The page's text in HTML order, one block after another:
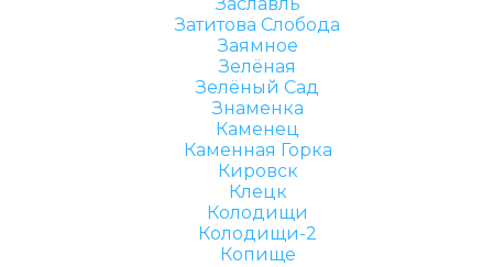
Затитова Слобода
Заямное
Зелёная
Зелёный Сад
Знаменка
Каменец
Каменная Горка
Кировск
Клецк
Колодищи
Колодищи-2
Копище